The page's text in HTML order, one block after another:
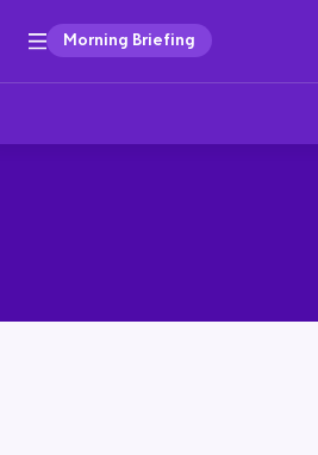
Morning Briefing